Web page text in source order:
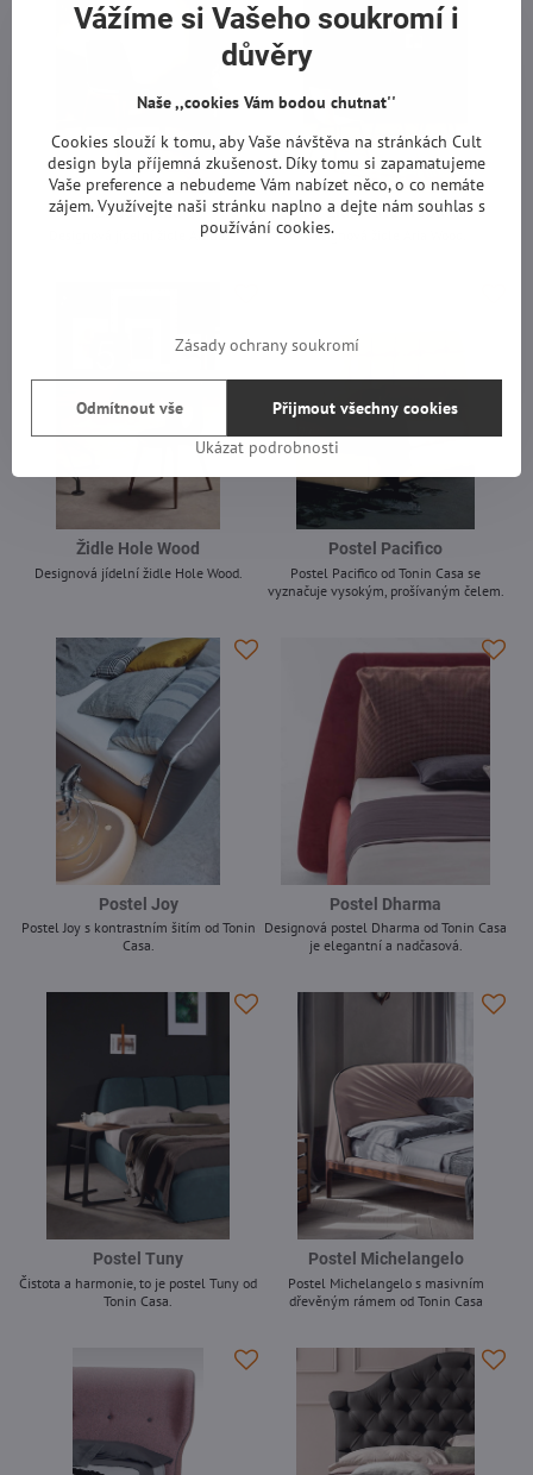
Židle Aralia
Designová jídelní židle Aralia.
Židle Aria Wood
Designová židle Aria Wood.
Židle Hole Wood
Designová jídelní židle Hole Wood.
Postel Pacifico
Postel Pacifico od Tonin Casa se
vyznačuje vysokým, prošívaným čelem.
Postel Joy
Postel Joy s kontrastním šitím od Tonin
Casa.
Postel Dharma
Designová postel Dharma od Tonin Casa
je elegantní a nadčasová.
Postel Tuny
Čistota a harmonie, to je postel Tuny od
Tonin Casa.
Postel Michelangelo
Postel Michelangelo s masivním
dřevěným rámem od Tonin Casa
Vážíme si Vašeho soukromí i
důvěry
Naše ,,cookies Vám bodou chutnat''
Cookies slouží k tomu, aby Vaše návštěva na stránkách Cult
design byla příjemná zkušenost. Díky tomu si zapamatujeme
Vaše preference a nebudeme Vám nabízet něco, o co nemáte
zájem. Využívejte naši stránku naplno a dejte nám souhlas s
používání cookies.
Zásady ochrany soukromí
Ukázat podrobnosti
Přijmout všechny cookies
Odmítnout vše